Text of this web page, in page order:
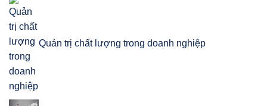
Quản trị chất lượng trong doanh nghiệp